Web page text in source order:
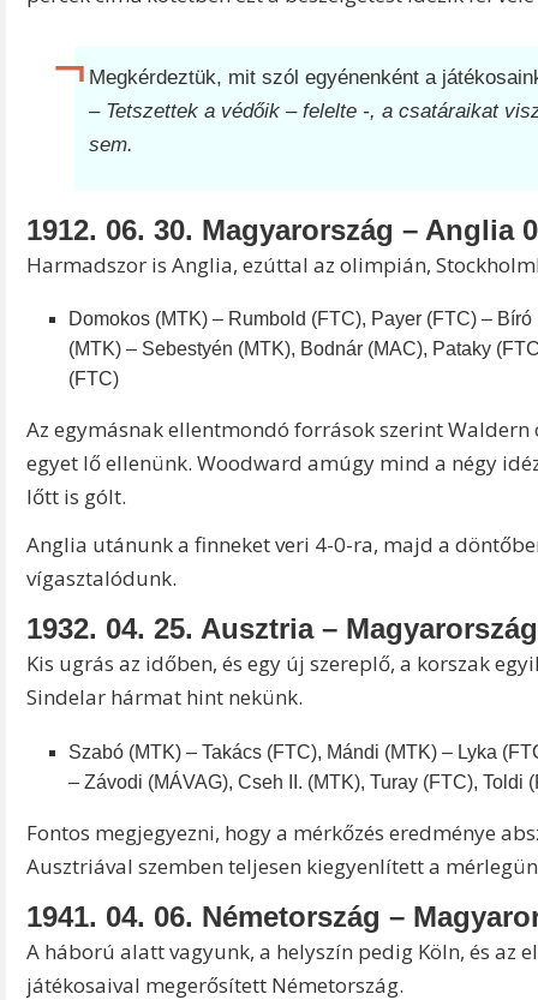
Megkérdeztük, mit szól egyénenként a
– Tetszettek a védőik – felelte -, a csatáraikat
sem.
1912. 06. 30. Magyarország – Anglia
Harmadszor is Anglia, ezúttal az olimpián,
Domokos (MTK) – Rumbold (FTC), Payer (FTC) –
(MTK) – Sebestyén (MTK), Bodnár (MAC), Pataky
(FTC)
Az egymásnak ellentmondó források szerint
egyet lő ellenünk. Woodward amúgy mind a négy
lőtt is gólt.
Anglia utánunk a finneket veri 4-0-ra, majd a
vígasztalódunk.
1932. 04. 25. Ausztria –
Kis ugrás az időben, és egy új szereplő, a korszak
Sindelar hármat hint nekünk.
Szabó (MTK) – Takács (FTC), Mándi (MTK) – Lyka
– Závodi (MÁVAG), Cseh II. (MTK), Turay (FTC), Toldi
Fontos megjegyezni, hogy a mérkőzés eredménye
Ausztriával szemben teljesen kiegyenlített a
1941. 04. 06. Németország –
A háború alatt vagyunk, a helyszín pedig Köln, és az
játékosaival megerősített Németország.